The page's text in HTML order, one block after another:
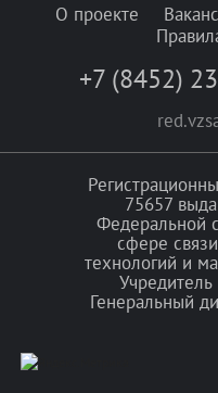
О проекте
+7 (8452)
75657
Федеральной
сфере
технологий и
Генеральный